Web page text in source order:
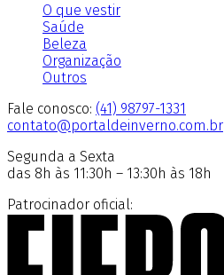
O que vestir
Saúde
Beleza
Organização
Outros
Fale conosco: (41) 98797-1331
contato@portaldeinverno.com.br
Segunda a Sexta
das 8h às 11:30h – 13:30h às 18h
Patrocinador oficial: